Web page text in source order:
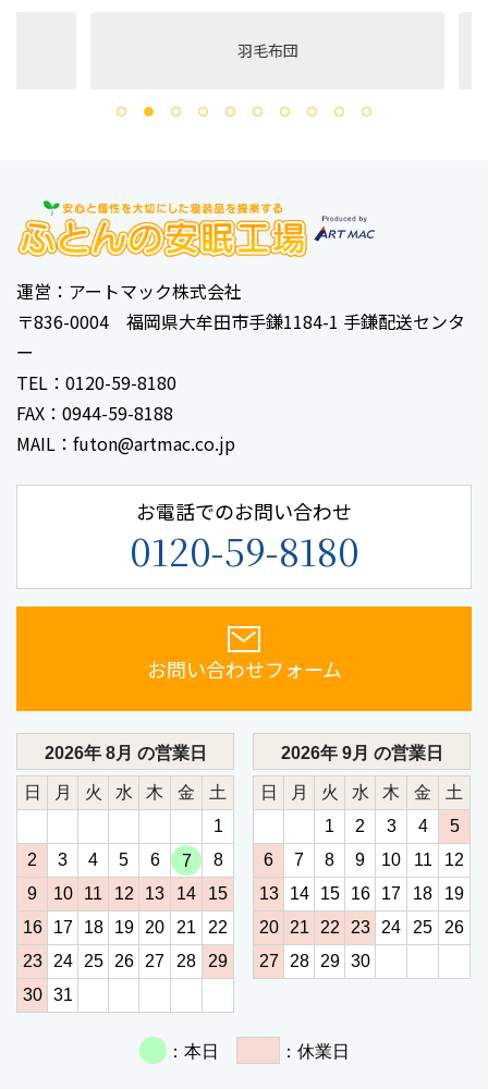
羽毛布団
運営：アートマック株式会社
〒836-0004 福岡県大牟田市手鎌1184-1 手鎌配送センタ
ー
TEL：0120-59-8180
FAX：0944-59-8188
MAIL：futon@artmac.co.jp
お電話でのお問い合わせ
0120-59-8180
お問い合わせフォーム